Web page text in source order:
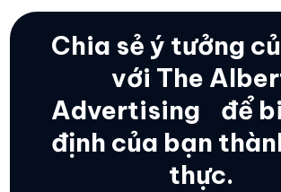
Chia sẻ ý tưởng
với The
Advertising để
định của bạn
thực.